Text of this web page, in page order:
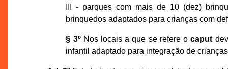
III - parques com mais de 10 (dez)
brinquedos adaptados para crianças com
§ 3ºNos locais a que se refere ocaput
infantil adaptado para integração de